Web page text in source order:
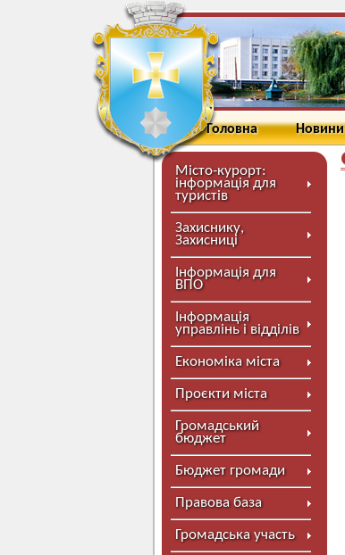
Головна Новини
Місто-курорт:
інформація для
туристів
Захиснику,
Захисниці
Інформація для
ВПО
Інформація
управлінь і відділів
Економіка міста
Проєкти міста
Громадський
бюджет
Бюджет громади
Правова база
Громадська участь